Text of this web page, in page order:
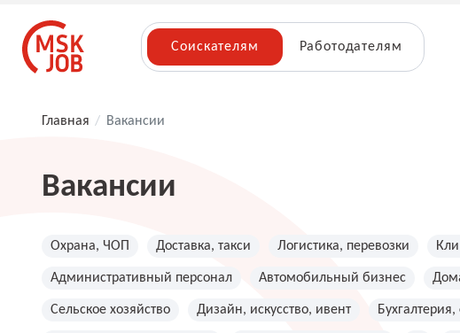
Соискателям Работодателям
Главная / Вакансии
Вакансии
Охрана, ЧОП Доставка, такси Логистика, перевозки
Административный персонал Автомобильный бизнес
Сельское хозяйство Дизайн, искусство, ивент